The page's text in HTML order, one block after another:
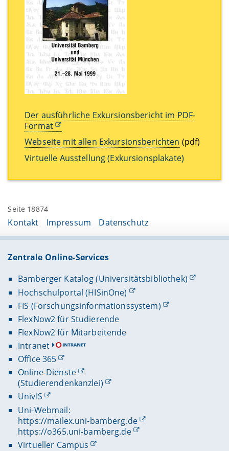
Der ausführliche Exkursionsbericht im PDF-
Format
Webseite mit allen Exkursionsberichten (pdf)
Virtuelle Ausstellung (Exkursionsplakate)
Seite 18874
Kontakt Impressum Datenschutz
Zentrale Online-Services
Bamberger Katalog (Universitätsbibliothek)
Hochschulportal (HISinOne)
FIS (Forschungsinformationssystem)
FlexNow2 für Studierende
FlexNow2 für Mitarbeitende
Intranet
Office 365
Online-Dienste
(Studierendenkanzlei)
UnivIS
Uni-Webmail:
https://mailex.uni-bamberg.de
https://o365.uni-bamberg.de
Virtueller Campus